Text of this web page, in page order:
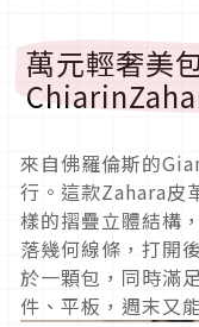
萬元輕奢美
來自佛羅倫斯的
行。這款Zahara皮
樣的摺疊立體結構
落幾何線條，打開
於一顆包，同時滿
件、平板，週末又